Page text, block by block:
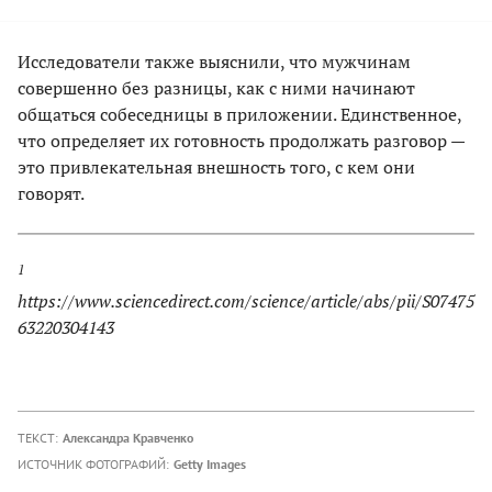
Исследователи также выяснили, что мужчинам
совершенно без разницы, как с ними начинают
общаться собеседницы в приложении. Единственное,
что определяет их готовность продолжать разговор —
это привлекательная внешность того, с кем они
говорят.
1
https://www.sciencedirect.com/science/article/abs/pii/S07475
63220304143
ТЕКСТ: Александра Кравченко
ИСТОЧНИК ФОТОГРАФИЙ: Getty Images